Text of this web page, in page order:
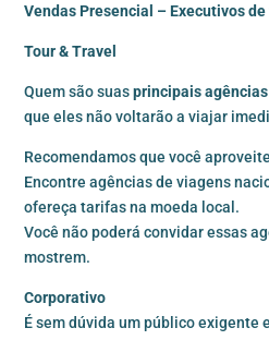
Vendas Presencial – Executivos
Tour & Travel
Quem são suasprincipais
que eles não voltarão a viajar
Recomendamos que você
Encontre agências de viagens
ofereça tarifas na moeda local.
Você não poderá convidar essas
mostrem.
Corporativo
É sem dúvida um público